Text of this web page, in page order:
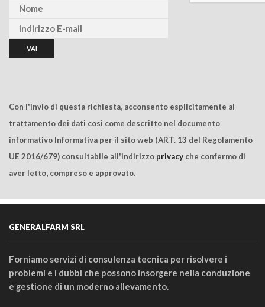
Con l'invio di questa richiesta, acconsento esplicitamente al
trattamento dei dati così come descritto nel documento
informativo Informativa per il sito web (ART. 13 del Regolamento
UE 2016/679) consultabile all'indirizzo privacy che confermo di
aver letto, compreso e approvato.
GENERALFARM SRL
Forniamo servizi di consulenza tecnica per risolvere i
problemi e i dubbi che possono insorgere nella conduzione
e gestione di un moderno allevamento.